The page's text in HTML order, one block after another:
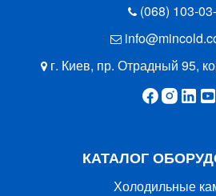
(068) 103-
г. Киев, пр. Отрадный 95,
КАТАЛОГ
Холодильные